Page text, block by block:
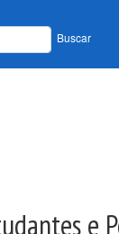
Buscar
e